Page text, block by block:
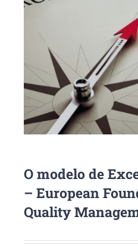
O modelo de
– European
Quality